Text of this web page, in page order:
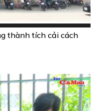
thành tích cải cách